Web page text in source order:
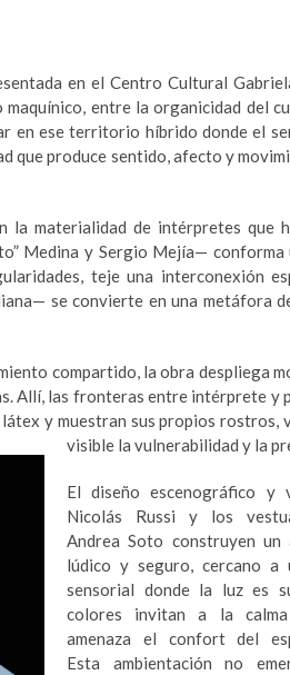
en el Centro Cultural
entre la organicidad del
en ese territorio híbrido donde el
que produce sentido, afecto y
la materialidad de intérpretes que
Medina y Sergio Mejía— conforma
teje una interconexión
se convierte en una metáfora
compartido, la obra despliega
Allí, las fronteras entre intérprete y
látex y muestran suspropios rostros,
visible la vulnerabilidad y la
El diseño escenográfico y
Nicolás Russi y los
Andrea Soto construyen un
lúdico y seguro, cercano a
sensorial donde la luz es
colores invitan a la
amenaza el confort del
Esta ambientación no